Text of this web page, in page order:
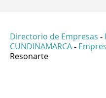
Directorio de Empresas -
CUNDINAMARCA -
Resonarte